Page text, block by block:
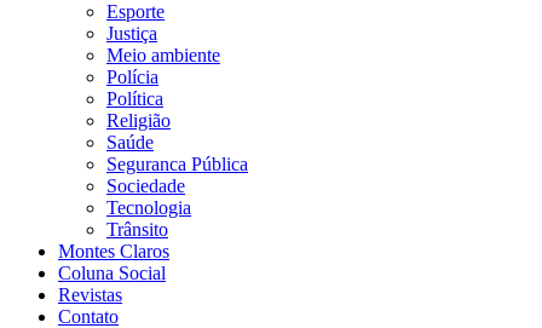
Esporte
Justiça
Meio ambiente
Polícia
Política
Religião
Saúde
Seguranca Pública
Sociedade
Tecnologia
Trânsito
Montes Claros
Coluna Social
Revistas
Contato